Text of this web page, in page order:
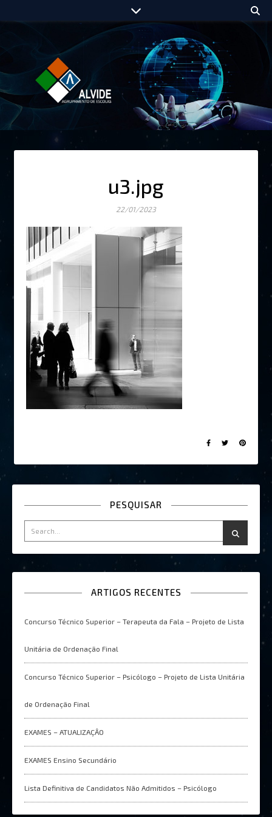
u3.jpg
22/01/2023
PESQUISAR
ARTIGOS RECENTES
Concurso Técnico Superior – Terapeuta da Fala – Projeto de Lista
Unitária de Ordenação Final
Concurso Técnico Superior – Psicólogo – Projeto de Lista Unitária
de Ordenação Final
EXAMES – ATUALIZAÇÂO
EXAMES Ensino Secundário
Lista Definitiva de Candidatos Não Admitidos – Psicólogo